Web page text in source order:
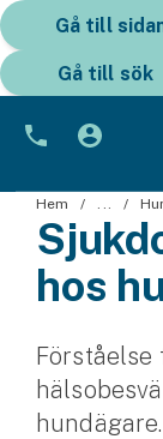
Gå till
Gå till sök
Bil
Bilförsäkring
Fordon
Hem ...
hos
Förståelse